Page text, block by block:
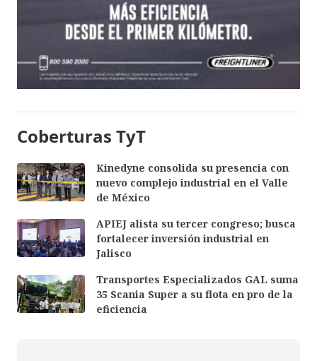
Coberturas TyT
Kinedyne consolida su presencia con
nuevo complejo industrial en el Valle
de México
APIEJ alista su tercer congreso; busca
fortalecer inversión industrial en
Jalisco
Transportes Especializados GAL suma
35 Scania Super a su flota en pro de la
eficiencia